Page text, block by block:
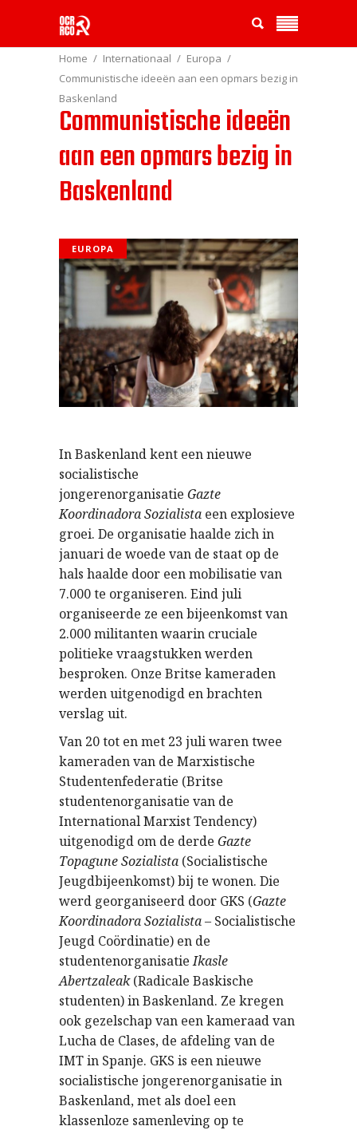
Home Internationaal
Europa
Communistische ideeën aan een opmars bezig in
Baskenland
Communistische ideeën
aan een opmars bezig in
Baskenland
EUROPA
In Baskenland kent een nieuwe
socialistische
jongerenorganisatie Gazte
Koordinadora Sozialista een explosieve
groei. De organisatie haalde zich in
januari de woede van de staat op de
hals haalde door een mobilisatie van
7.000 te organiseren. Eind juli
organiseerde ze een bijeenkomst van
2.000 militanten waarin cruciale
politieke vraagstukken werden
besproken. Onze Britse kameraden
werden uitgenodigd en brachten
verslag uit.
Van 20 tot en met 23 juli waren twee
kameraden van de Marxistische
Studentenfederatie (Britse
studentenorganisatie van de
International Marxist Tendency)
uitgenodigd om de derde Gazte
Topagune Sozialista (Socialistische
Jeugdbijeenkomst) bij te wonen. Die
werd georganiseerd door GKS (Gazte
Koordinadora Sozialista– Socialistische
Jeugd Coördinatie) en de
studentenorganisatieIkasle
Abertzaleak(Radicale Baskische
studenten) in Baskenland. Ze kregen
ook gezelschap van een kameraad van
Lucha de Clases, de afdeling van de
IMT in Spanje. GKS is een nieuwe
socialistische jongerenorganisatie in
Baskenland, met als doel een
klassenloze samenleving op te